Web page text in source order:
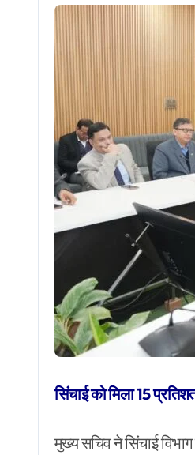
सिंचाई को मिला 15
मुख्य सचिव ने सिंचाई